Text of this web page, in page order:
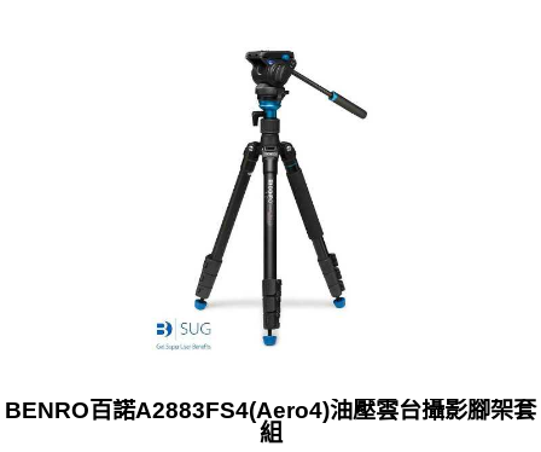
BENRO百諾A2883FS4(Aero4)油壓雲台攝影腳架套
組